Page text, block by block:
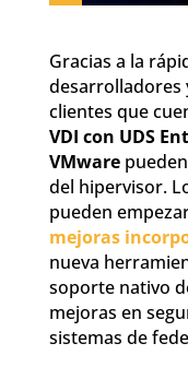
Gracias a la
desarrolladores
clientes que
VDI con UDS
VMwarepueden
del hipervisor.
pueden
mejoras
nueva
soporte nativo
mejoras en
sistemas de